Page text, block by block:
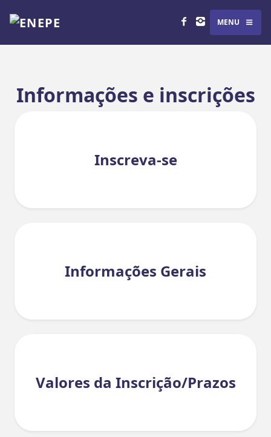
MENU
Informações e inscrições
Inscreva-se
Informações Gerais
Valores da Inscrição/Prazos